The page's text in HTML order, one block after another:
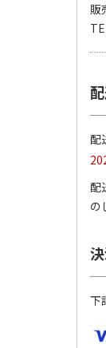
販
配
配
の
下